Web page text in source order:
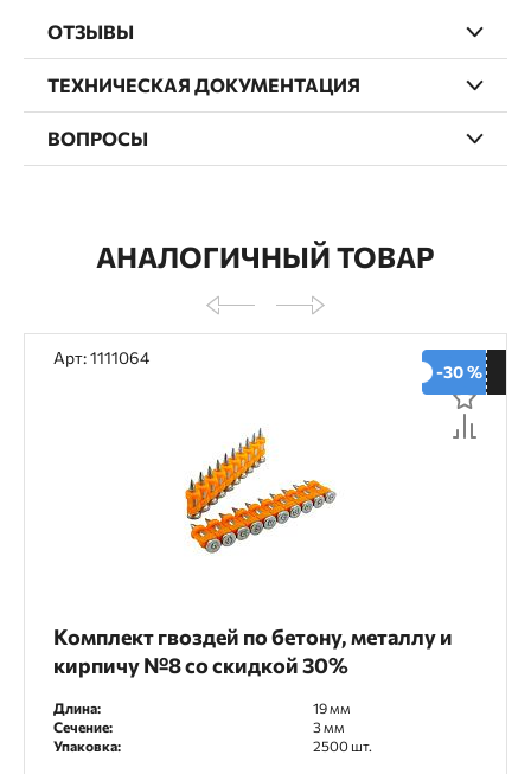
ОТЗЫВЫ
ТЕХНИЧЕСКАЯ ДОКУМЕНТАЦИЯ
ВОПРОСЫ
АНАЛОГИЧНЫЙ ТОВАР
Арт: 1111064
-30 %
Комплект гвоздей по бетону, металлу и
кирпичу №8 со скидкой 30%
Длина:
19 мм
Сечение:
3 мм
Упаковка:
2500 шт.